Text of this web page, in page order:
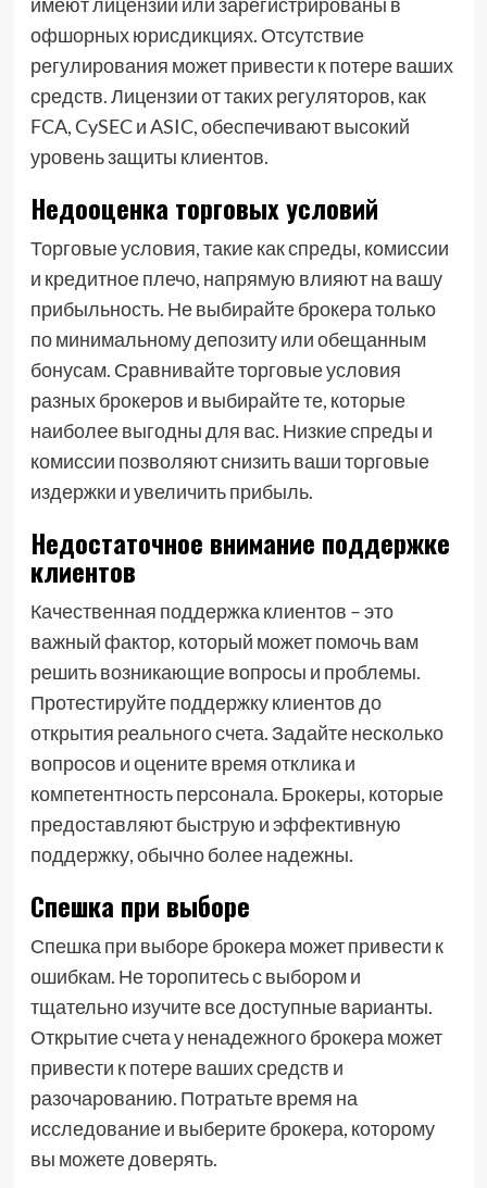
офшорных юрисдикциях. Отсутствие
регулирования может привести к потере ваших
средств. Лицензии от таких регуляторов, как
FCA, CySEC и ASIC, обеспечивают высокий
уровень защиты клиентов.
Недооценка торговых условий
Торговые условия, такие как спреды, комиссии
и кредитное плечо, напрямую влияют на вашу
прибыльность. Не выбирайте брокера только
по минимальному депозиту или обещанным
бонусам. Сравнивайте торговые условия
разных брокеров и выбирайте те, которые
наиболее выгодны для вас. Низкие спреды и
комиссии позволяют снизить ваши торговые
издержки и увеличить прибыль.
Недостаточное внимание поддержке
клиентов
Качественная поддержка клиентов – это
важный фактор, который может помочь вам
решить возникающие вопросы и проблемы.
Протестируйте поддержку клиентов до
открытия реального счета. Задайте несколько
вопросов и оцените время отклика и
компетентность персонала. Брокеры, которые
предоставляют быструю и эффективную
поддержку, обычно более надежны.
Спешка при выборе
Спешка при выборе брокера может привести к
ошибкам. Не торопитесь с выбором и
тщательно изучите все доступные варианты.
Открытие счета у ненадежного брокера может
привести к потере ваших средств и
разочарованию. Потратьте время на
исследование и выберите брокера, которому
вы можете доверять.